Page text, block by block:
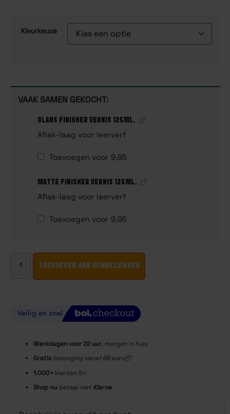
Kleurkeuze
VAAK SAMEN GEKOCHT:
GLANS FINISHER VERNIS 125ML.
Aflak-laag voor leerverf
Toevoegen voor 9,95
MATTE FINISHER VERNIS 125ML.
Aflak-laag voor leerverf
Toevoegen voor 9,95
TOEVOEGEN AAN WINKELWAGEN
Werkdagen voor 22 uur, morgen in huis
Gratis bezorging vanaf 69 euro📦
1.000+ klanten 5⭐️
Shop nu betaal met Klarna